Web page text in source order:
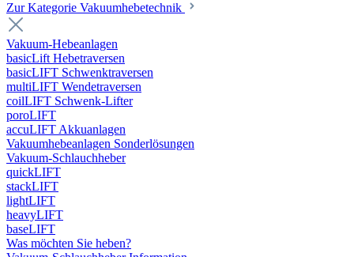
Zur Kategorie Vakuumhebetechnik
Vakuum-Hebeanlagen
basicLift Hebetraversen
basicLIFT Schwenktraversen
multiLIFT Wendetraversen
coilLIFT Schwenk-Lifter
poroLIFT
accuLIFT Akkuanlagen
Vakuumhebeanlagen Sonderlösungen
Vakuum-Schlauchheber
quickLIFT
stackLIFT
lightLIFT
heavyLIFT
baseLIFT
Was möchten Sie heben?